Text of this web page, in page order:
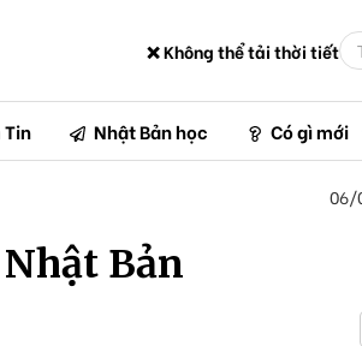
❌ Không thể tải thời tiết
Nhật Bản học Có gì mới
06/
Bản